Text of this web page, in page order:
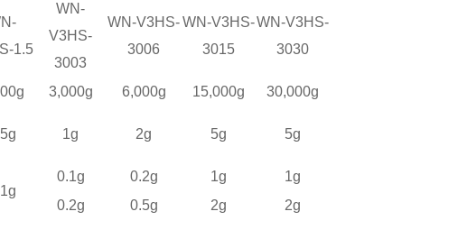
-1.5
WN-
V3HS-
3003
WN-V3HS-
3006
WN-V3HS-
3015
WN-V3HS-
3030
3,000g 6,000g 15,000g 30,000g
1g 2g 5g 5g
0.1g 0.2g 1g
1g
0.2g 0.5g 2g
2g